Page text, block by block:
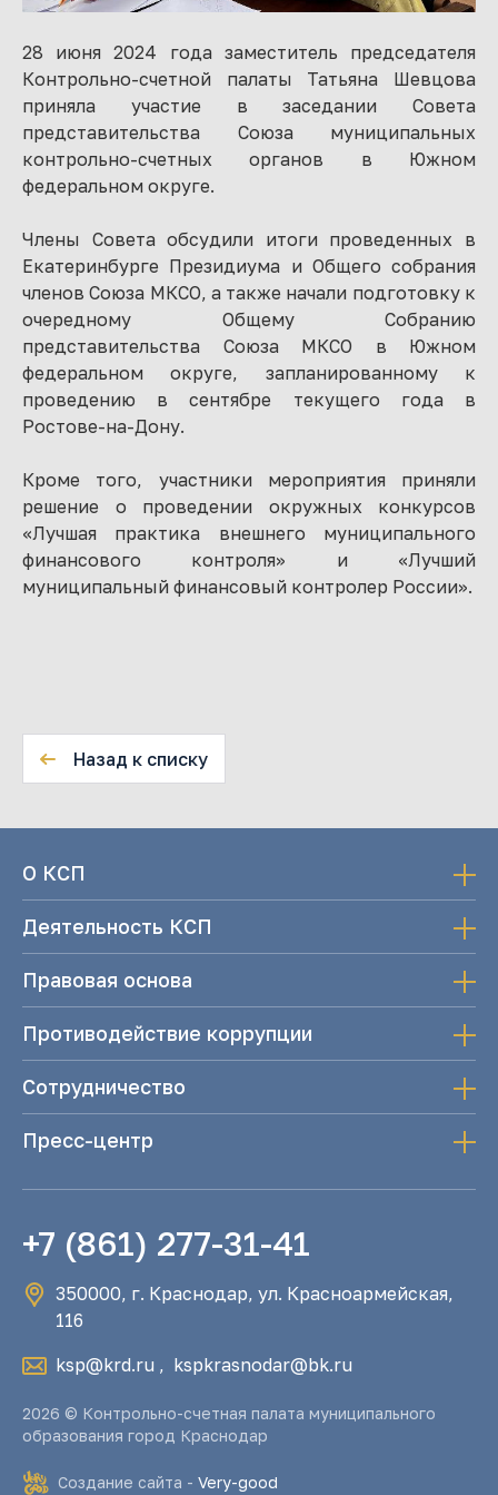
28 июня 2024 года заместитель председателя
Контрольно-счетной палаты Татьяна Шевцова
приняла участие в заседании Совета
представительства Союза муниципальных
контрольно-счетных органов в Южном
федеральном округе.
Члены Совета обсудили итоги проведенных в
Екатеринбурге Президиума и Общего собрания
членов Союза МКСО, а также начали подготовку к
очередному Общему Собранию
представительства Союза МКСО в Южном
федеральном округе, запланированному к
проведению в сентябре текущего года в
Ростове-на-Дону.
Кроме того, участники мероприятия приняли
решение о проведении окружных конкурсов
«Лучшая практика внешнего муниципального
финансового контроля» и «Лучший
муниципальный финансовый контролер России».
Назад к списку
О КСП
Деятельность КСП
Правовая основа
Противодействие коррупции
Сотрудничество
Пресс-центр
+7 (861) 277-31-41
350000, г. Краснодар, ул. Красноармейская,
116
ksp@krd.ru , kspkrasnodar@bk.ru
2026 © Контрольно-счетная палата муниципального
образования город Краснодар
Создание сайта - Very-good